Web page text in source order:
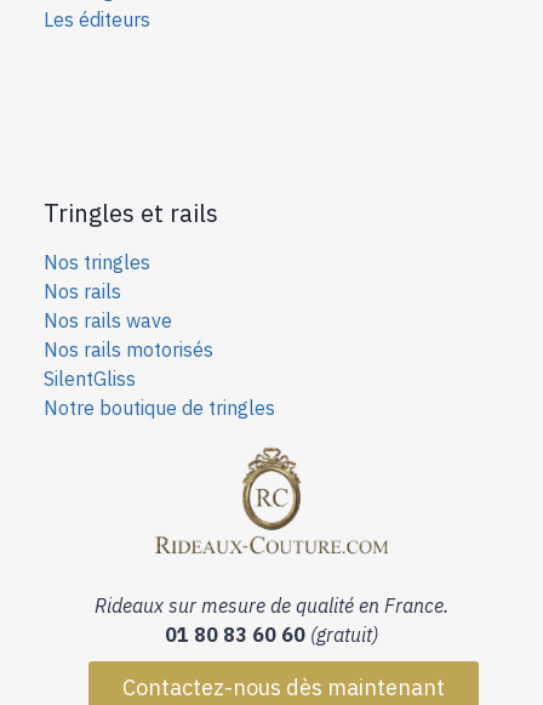
Les éditeurs
Tringles et rails
Nos tringles
Nos rails
Nos rails wave
Nos rails motorisés
SilentGliss
Notre boutique de tringles
Rideaux sur mesure de qualité en France.
01 80 83 60 60 (gratuit)
Contactez-nous dès maintenant